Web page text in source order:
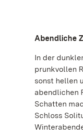
Abendliche
In der
prunkvollen
sonst hellen
abendlichen
Schatten
Schloss